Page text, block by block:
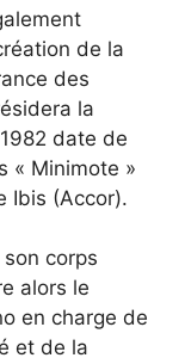
de la
des
la
date de
« Minimote »
Ibis (Accor).
corps
alors le
en charge de
et de la